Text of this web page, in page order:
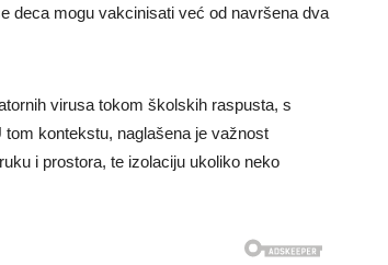
deca mogu vakcinisati već od navršena dva
virusa tokom školskih raspusta, s
kontekstu, naglašena je važnost
i prostora, te izolaciju ukoliko neko